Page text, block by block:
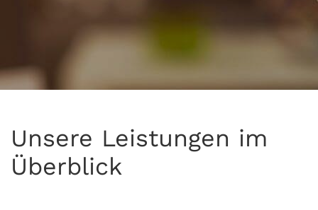
Unsere Leistungen im
Überblick